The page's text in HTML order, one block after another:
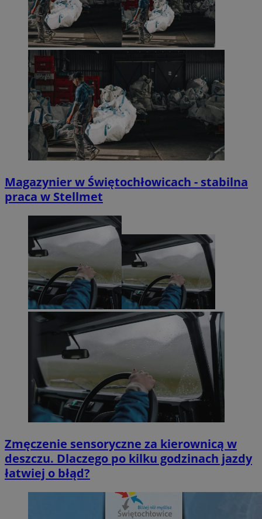
Magazynier w Świętochłowicach - stabilna
praca w Stellmet
Zmęczenie sensoryczne za kierownicą w
deszczu. Dlaczego po kilku godzinach jazdy
łatwiej o błąd?